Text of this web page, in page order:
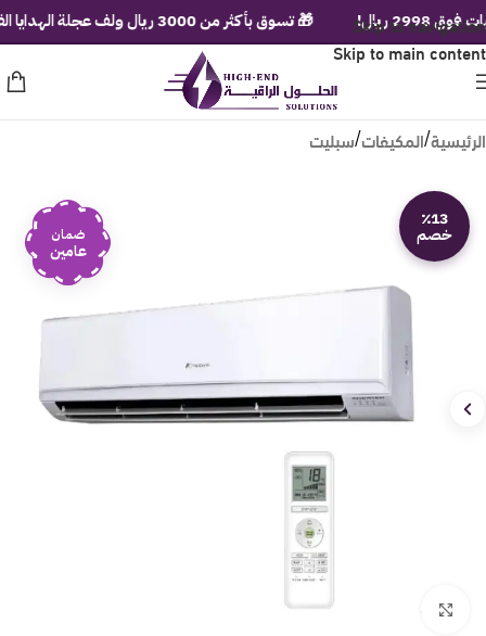
Skip to navigation
Skip to main content
الرئيسية/المكيفات/سبليت
٪13
خصم ضمان
عامين
Click to enlarge
🎁 تسوق بأكثر من 3000 ريال ولف عجلة الهدايا الفورية!